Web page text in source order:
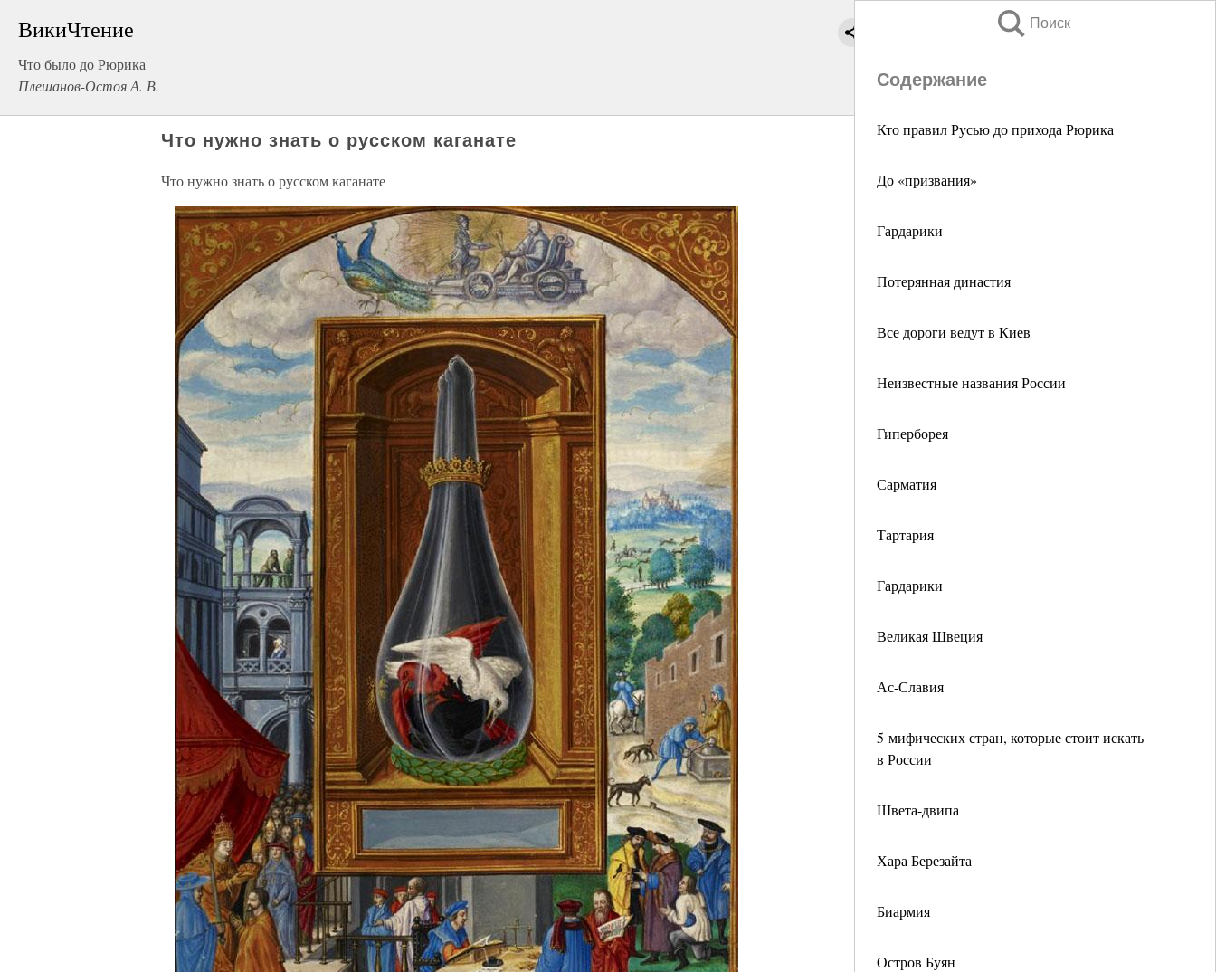
ВикиЧтение
Что было до Рюрика
Плешанов-Остоя А. В.
Поиск
Содержание
Кто правил Русью до прихода Рюрика
До «призвания»
Гардарики
Потерянная династия
Все дороги ведут в Киев
Неизвестные названия России
Гиперборея
Сарматия
Тартария
Гардарики
Великая Швеция
Ас-Славия
5 мифических стран, которые стоит искать
в России
Швета-двипа
Хара Березайта
Биармия
Остров Буян
Что нужно знать о русском каганате
Что нужно знать о русском каганате